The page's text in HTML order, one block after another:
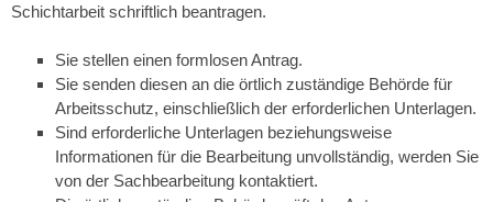
Schichtarbeit schriftlich beantragen.
Sie stellen einen formlosen Antrag.
Sie senden diesen an die örtlich zuständige Behörde für
Arbeitsschutz, einschließlich der erforderlichen Unterlagen.
Sind erforderliche Unterlagen beziehungsweise
Informationen für die Bearbeitung unvollständig, werden Sie
von der Sachbearbeitung kontaktiert.